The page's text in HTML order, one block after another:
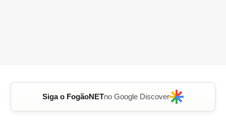
Siga o FogãoNETno Google Discover